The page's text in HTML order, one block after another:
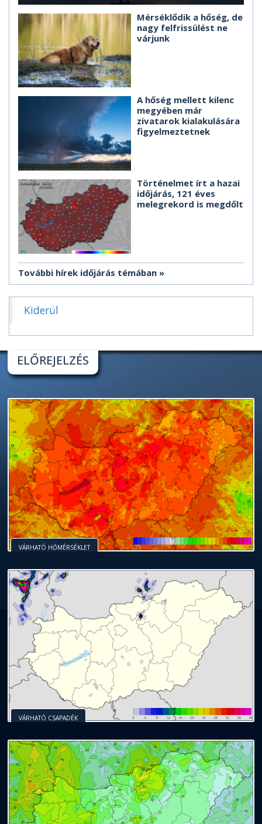
Mérséklődik a hőség, de
nagy felfrissülést ne
várjunk
A hőség mellett kilenc
megyében már
zivatarok kialakulására
figyelmeztetnek
Történelmet írt a hazai
időjárás, 121 éves
melegrekord is megdőlt
További hírek időjárás témában
Kiderül
ELŐREJELZÉS
VÁRHATÓ HŐMÉRSÉKLET
VÁRHATÓ CSAPADÉK